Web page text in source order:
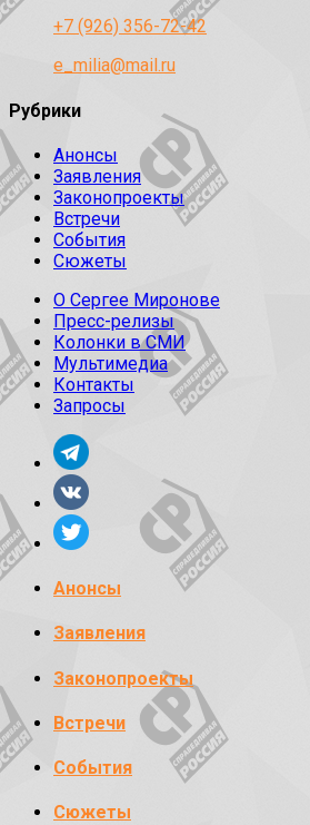
+7 (926) 356-72-42
e_milia@mail.ru
Рубрики
Анонсы
Заявления
Законопроекты
Встречи
События
Сюжеты
О Сергее Миронове
Пресс-релизы
Колонки в СМИ
Мультимедиа
Контакты
Запросы
Анонсы
Заявления
Законопроекты
Встречи
События
Сюжеты